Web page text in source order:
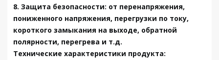
8. Защита безопасности: от перенапряжения,
пониженного напряжения, перегрузки по току,
короткого замыкания на выходе, обратной
полярности, перегрева и т.д.
Технические характеристики продукта: